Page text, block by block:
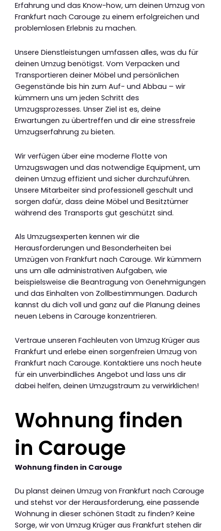
Erfahrung und das Know-how, um deinen Umzug von
Frankfurt nach Carouge zu einem erfolgreichen und
problemlosen Erlebnis zu machen.
Unsere Dienstleistungen umfassen alles, was du für
deinen Umzug benötigst. Vom Verpacken und
Transportieren deiner Möbel und persönlichen
Gegenstände bis hin zum Auf- und Abbau – wir
kümmern uns um jeden Schritt des
Umzugsprozesses. Unser Ziel ist es, deine
Erwartungen zu übertreffen und dir eine stressfreie
Umzugserfahrung zu bieten.
Wir verfügen über eine moderne Flotte von
Umzugswagen und das notwendige Equipment, um
deinen Umzug effizient und sicher durchzuführen.
Unsere Mitarbeiter sind professionell geschult und
sorgen dafür, dass deine Möbel und Besitztümer
während des Transports gut geschützt sind.
Als Umzugsexperten kennen wir die
Herausforderungen und Besonderheiten bei
Umzügen von Frankfurt nach Carouge. Wir kümmern
uns um alle administrativen Aufgaben, wie
beispielsweise die Beantragung von Genehmigungen
und das Einhalten von Zollbestimmungen. Dadurch
kannst du dich voll und ganz auf die Planung deines
neuen Lebens in Carouge konzentrieren.
Vertraue unseren Fachleuten von Umzug Krüger aus
Frankfurt und erlebe einen sorgenfreien Umzug von
Frankfurt nach Carouge. Kontaktiere uns noch heute
für ein unverbindliches Angebot und lass uns dir
dabei helfen, deinen Umzugstraum zu verwirklichen!
Wohnung finden
in Carouge
Wohnung finden in Carouge
Du planst deinen Umzug von Frankfurt nach Carouge
und stehst vor der Herausforderung, eine passende
Wohnung in dieser schönen Stadt zu finden? Keine
Sorge, wir von Umzug Krüger aus Frankfurt stehen dir